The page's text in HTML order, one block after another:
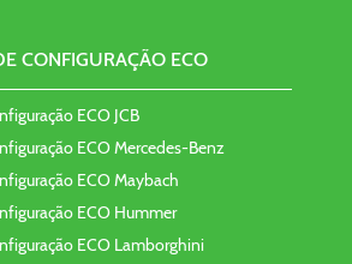
CONFIGURAÇÃO ECO
ECO JCB
ECO Mercedes-Benz
ECO Maybach
ECO Hummer
ECO Lamborghini